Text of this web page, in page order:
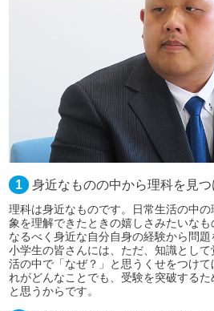
1 身近なものの中から理科を見つ
理科は身近なものです。日常生活の中
象を理解できたときの嬉しさみたいなも
なるべく身近な自分自身の経験から問題
小学生の皆さんには、ただ、知識とし
活の中で「なぜ？」と思うくせをつけ
れがどんなことでも、受験を突破するた
と思うからです。